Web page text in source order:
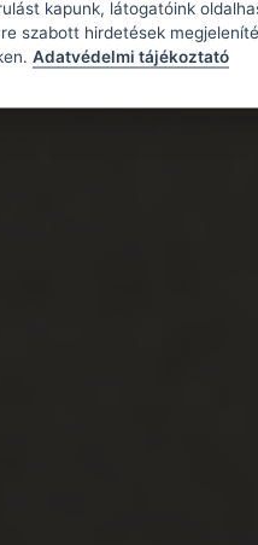
kapunk, látogatóink
szabott hirdetések
Adatvédelmi tájékoztató